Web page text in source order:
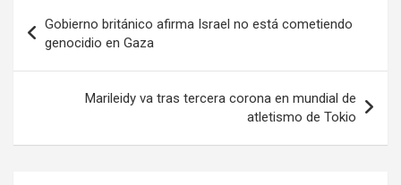
de
entradas
Gobierno británico afirma Israel no está cometiendo
genocidio en Gaza
Marileidy va tras tercera corona en mundial de
atletismo de Tokio